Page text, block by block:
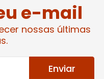
e-mail
nossas últimas
Enviar